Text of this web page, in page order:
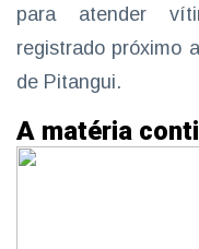
para atender
registrado próximo
de Pitangui.
A matéria